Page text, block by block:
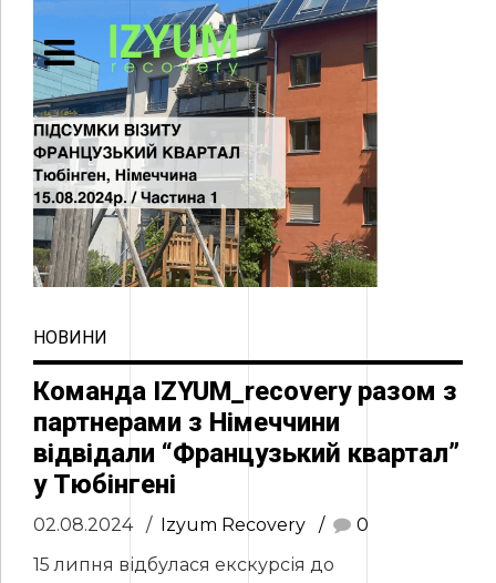
НОВИНИ
Команда IZYUM_recovery разом з
партнерами з Німеччини
відвідали “Французький квартал”
у Тюбінгені
02.08.2024 Izyum Recovery
0
15 липня відбулася екскурсія до